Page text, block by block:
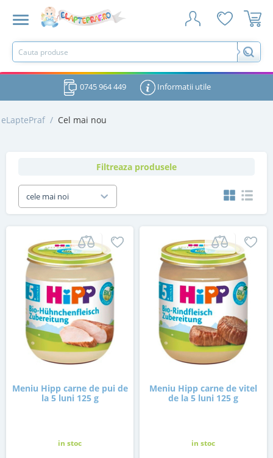
0745 964 449 Informatii utile
eLaptePraf / Cel mai nou
Filtreaza produsele
cele mai noi
Meniu Hipp carne de pui de
la 5 luni 125 g
in stoc
Meniu Hipp carne de vitel
de la 5 luni 125 g
in stoc